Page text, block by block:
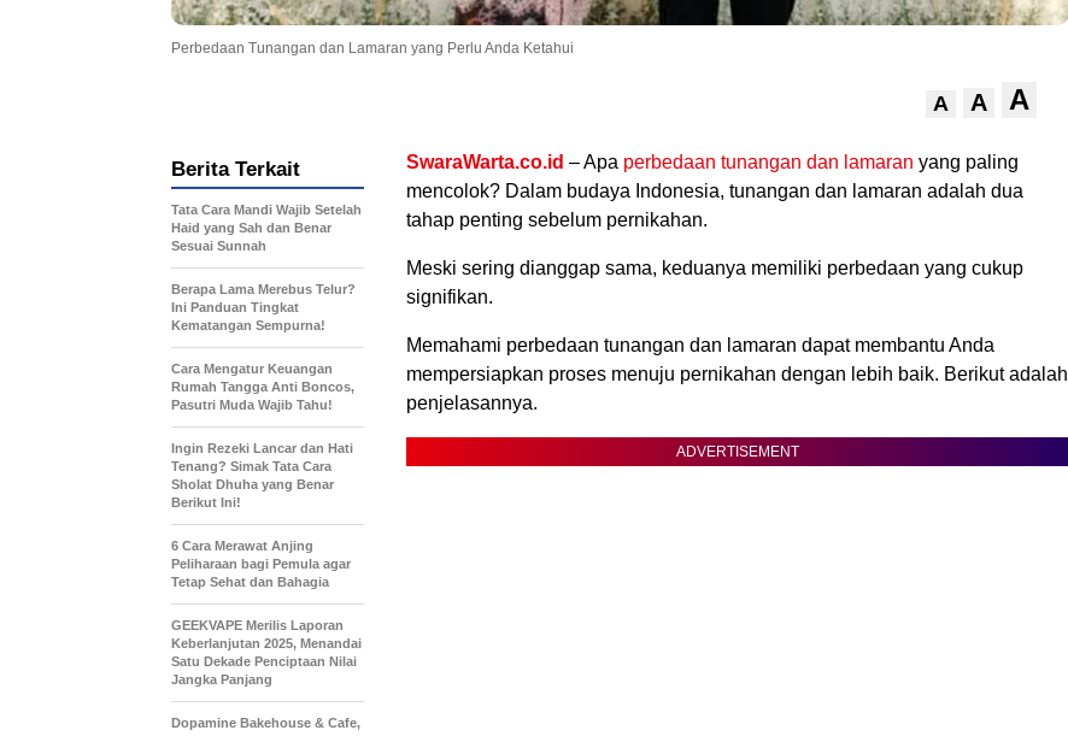
Perbedaan Tunangan dan Lamaran yang Perlu Anda Ketahui
A A A
SwaraWarta.co.id – Apa perbedaan tunangan dan lamaran yang paling
mencolok? Dalam budaya Indonesia, tunangan dan lamaran adalah dua
tahap penting sebelum pernikahan.
Meski sering dianggap sama, keduanya memiliki perbedaan yang cukup
signifikan.
Memahami perbedaan tunangan dan lamaran dapat membantu Anda
mempersiapkan proses menuju pernikahan dengan lebih baik. Berikut adalah
penjelasannya.
ADVERTISEMENT
Berita Terkait
Tata Cara Mandi Wajib Setelah
Haid yang Sah dan Benar
Sesuai Sunnah
Berapa Lama Merebus Telur?
Ini Panduan Tingkat
Kematangan Sempurna!
Cara Mengatur Keuangan
Rumah Tangga Anti Boncos,
Pasutri Muda Wajib Tahu!
Ingin Rezeki Lancar dan Hati
Tenang? Simak Tata Cara
Sholat Dhuha yang Benar
Berikut Ini!
6 Cara Merawat Anjing
Peliharaan bagi Pemula agar
Tetap Sehat dan Bahagia
GEEKVAPE Merilis Laporan
Keberlanjutan 2025, Menandai
Satu Dekade Penciptaan Nilai
Jangka Panjang
Dopamine Bakehouse & Cafe,